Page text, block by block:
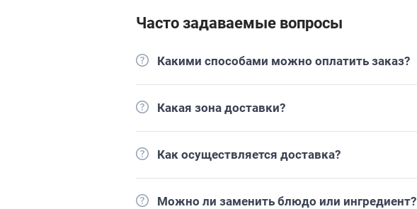
Часто задаваемые вопросы
Какими способами можно оплатить заказ?
Какая зона доставки?
Как осуществляется доставка?
Можно ли заменить блюдо или ингредиент?